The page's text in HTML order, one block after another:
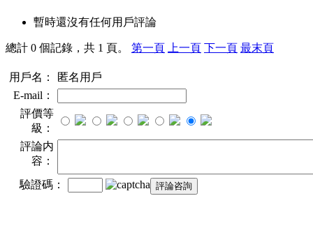
暫時還沒有任何用戶評論
總計 0 個記錄，共 1 頁。 第一頁 上一頁 下一頁 最末頁
用戶名：
匿名用戶
E-mail：
評價等
級：
評論内
容：
驗證碼：